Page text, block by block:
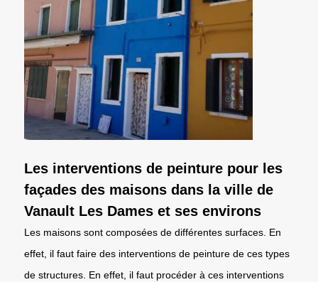
Les interventions de peinture pour les
façades des maisons dans la ville de
Vanault Les Dames et ses environs
Les maisons sont composées de différentes surfaces. En
effet, il faut faire des interventions de peinture de ces types
de structures. En effet, il faut procéder à ces interventions